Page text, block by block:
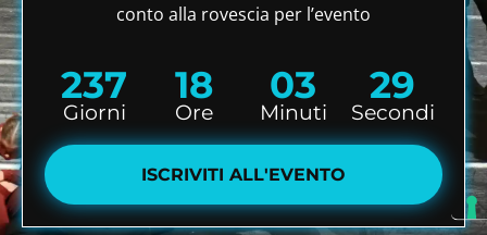
conto alla rovescia per l’evento
237
Giorni
18
Ore
03
Minuti
28
Secondi
ISCRIVITI ALL'EVENTO